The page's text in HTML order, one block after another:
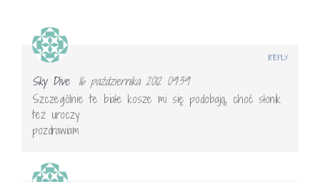
Sky Dive
16 października 2012 09:39
Szczególnie te białe kosze mi się podobają, choć słonik
też uroczy
pozdrawiam
REPLY